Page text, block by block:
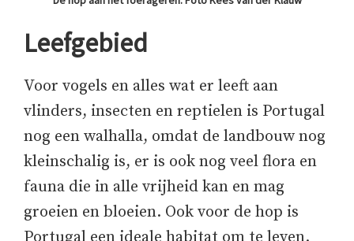
Leefgebied
Voor vogels en alles wat er leeft aan
vlinders, insecten en reptielen is Portugal
nog een walhalla, omdat de landbouw nog
kleinschalig is, er is ook nog veel flora en
fauna die in alle vrijheid kan en mag
groeien en bloeien. Ook voor de hop is